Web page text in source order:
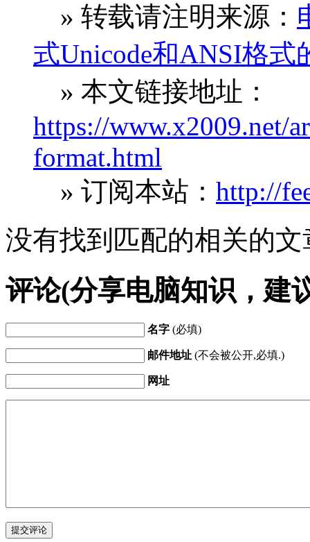
» 转载请注明来源：
式Unicode和ANSI格式
» 本文链接地址：
https://www.x2009.net/
format.html
» 订阅本站： http://
没有找到匹配的相关的文
评论(分享电脑知识，建
名字 (必填)
邮件地址 (不会被公开,必填.)
网址